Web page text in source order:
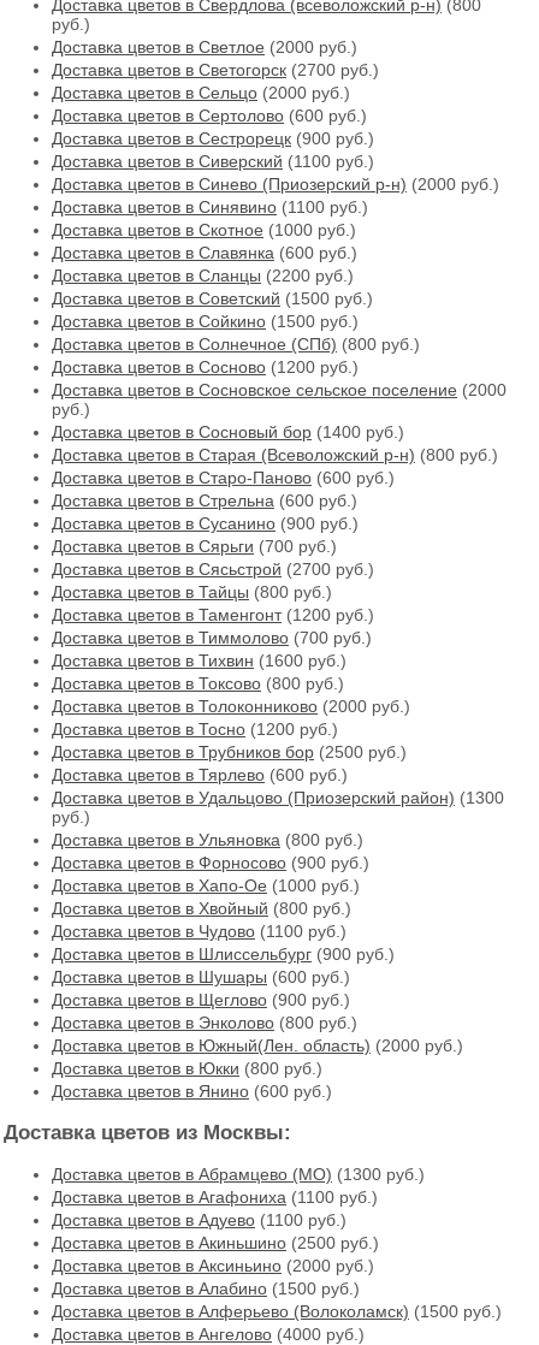
Доставка цветов в Свердлова (всеволожский р-н) (800
руб.)
Доставка цветов в Светлое (2000 руб.)
Доставка цветов в Светогорск (2700 руб.)
Доставка цветов в Сельцо (2000 руб.)
Доставка цветов в Сертолово (600 руб.)
Доставка цветов в Сестрорецк (900 руб.)
Доставка цветов в Сиверский (1100 руб.)
Доставка цветов в Синево (Приозерский р-н) (2000 руб.)
Доставка цветов в Синявино (1100 руб.)
Доставка цветов в Скотное (1000 руб.)
Доставка цветов в Славянка (600 руб.)
Доставка цветов в Сланцы (2200 руб.)
Доставка цветов в Советский (1500 руб.)
Доставка цветов в Сойкино (1500 руб.)
Доставка цветов в Солнечное (СПб) (800 руб.)
Доставка цветов в Сосново (1200 руб.)
Доставка цветов в Сосновское сельское поселение (2000
руб.)
Доставка цветов в Сосновый бор (1400 руб.)
Доставка цветов в Старая (Всеволожский р-н) (800 руб.)
Доставка цветов в Старо-Паново (600 руб.)
Доставка цветов в Стрельна (600 руб.)
Доставка цветов в Сусанино (900 руб.)
Доставка цветов в Сярьги (700 руб.)
Доставка цветов в Сясьстрой (2700 руб.)
Доставка цветов в Тайцы (800 руб.)
Доставка цветов в Таменгонт(1200 руб.)
Доставка цветов в Тиммолово (700 руб.)
Доставка цветов в Тихвин (1600 руб.)
Доставка цветов в Токсово (800 руб.)
Доставка цветов в Толоконниково (2000 руб.)
Доставка цветов в Тосно (1200 руб.)
Доставка цветов в Трубников бор (2500 руб.)
Доставка цветов в Тярлево (600 руб.)
Доставка цветов в Удальцово (Приозерский район) (1300
руб.)
Доставка цветов в Ульяновка (800 руб.)
Доставка цветов в Форносово (900 руб.)
Доставка цветов в Хапо-Ое (1000 руб.)
Доставка цветов в Хвойный (800 руб.)
Доставка цветов в Чудово (1100 руб.)
Доставка цветов в Шлиссельбург (900 руб.)
Доставка цветов в Шушары (600 руб.)
Доставка цветов в Щеглово (900 руб.)
Доставка цветов в Энколово (800 руб.)
Доставка цветов в Южный(Лен. область) (2000 руб.)
Доставка цветов в Юкки (800 руб.)
Доставка цветов в Янино (600 руб.)
Доставка цветов из Москвы:
Доставка цветов в Абрамцево (МО) (1300 руб.)
Доставка цветов в Агафониха (1100 руб.)
Доставка цветов в Адуево (1100 руб.)
Доставка цветов в Акиньшино (2500 руб.)
Доставка цветов в Аксиньино (2000 руб.)
Доставка цветов в Алабино (1500 руб.)
Доставка цветов в Алферьево (Волоколамск) (1500 руб.)
Доставка цветов в Ангелово (4000 руб.)